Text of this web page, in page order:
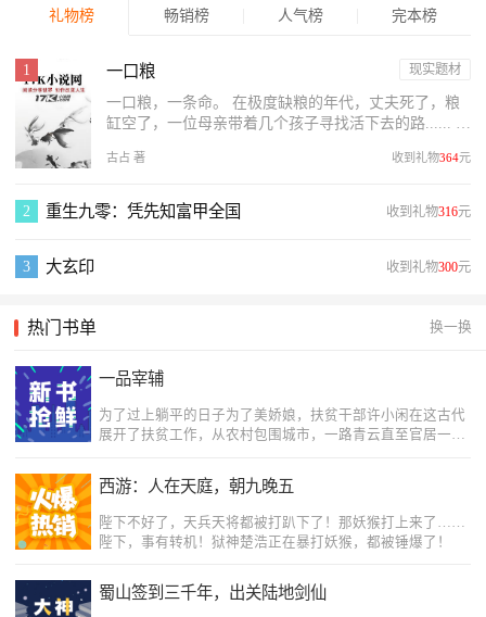
礼物榜 畅销榜 人气榜 完本榜
一口粮 现实题材
一口粮，一条命。 在极度缺粮的年代，丈夫死了，粮
缸空了，一位母亲带着几个孩子寻找活下去的路...... 母
没想到...
古占 著 收到礼物364元
重生九零：凭先知富甲全国 收到礼物316元
大玄印 收到礼物300元
热门书单 换一换
一品宰辅
为了过上躺平的日子为了美娇娘，扶贫干部许小闲在这古代
展开了扶贫工作，从农村包围城市，一路青云直至官居一
西游：人在天庭，朝九晚五
陛下不好了，天兵天将都被打趴下了！那妖猴打上来了……
陛下，事有转机！狱神楚浩正在暴打妖猴，都被锤爆了！
蜀山签到三千年，出关陆地剑仙